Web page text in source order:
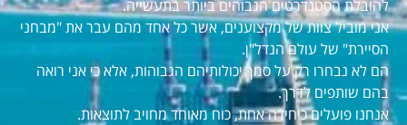
להובלת הסטנדרטים הגבוהים ביותר בתעשייה.
אני מוביל צוות של מקצוענים, אשר כל אחד מהם עבר את "מבחני
הסיירת" של עולם הנדל"ן.
הם לא נבחרו רק על סמך יכולותיהם הגבוהות, אלא כי אני רואה
בהם שותפים לדרך.
אנחנו פועלים כיחידה אחת, כוח מאוחד מחויב לתוצאות.